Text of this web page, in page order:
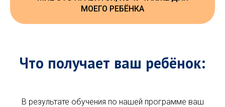
МОЕГО РЕБЁНКА
Что получает ваш ребёнок:
В результате обучения по нашей программе ваш